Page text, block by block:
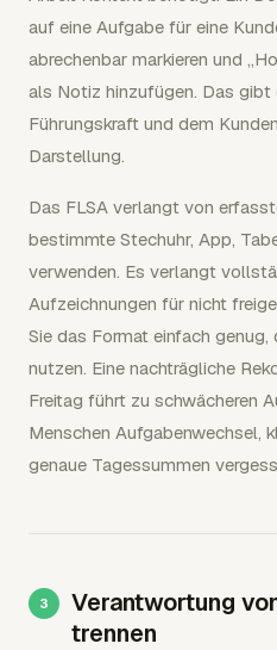
auf eine Aufgabe für eine
abrechenbar markieren und
als Notiz hinzufügen. Das gibt
Führungskraft und dem
Darstellung.
Das FLSA verlangt von
bestimmte Stechuhr, App,
verwenden. Es verlangt
Aufzeichnungen für nicht
Sie das Format einfach
nutzen. Eine nachträgliche
Freitag führt zu schwächeren
Menschen Aufgabenwechsel,
genaue Tagessummen
Verantwortung
trennen